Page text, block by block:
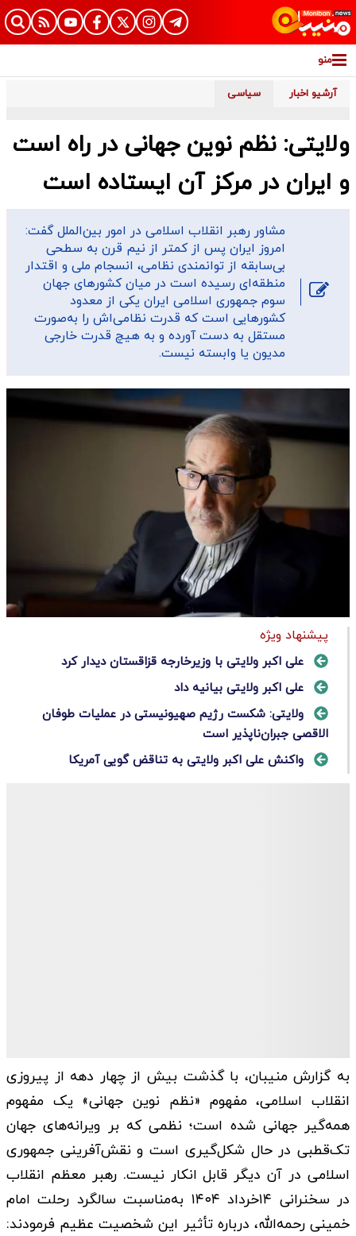
منو
آرشیو اخبار سیاسی
ولایتی: نظم نوین جهانی در راه است
و ایران در مرکز آن ایستاده است
مشاور رهبر انقلاب اسلامی در امور بین‌الملل گفت:
امروز ایران پس از کمتر از نیم قرن به سطحی
بی‌سابقه از توانمندی نظامی، انسجام ملی و اقتدار
منطقه‌ای رسیده است در میان کشورهای جهان
سوم جمهوری اسلامی ایران یکی از معدود
کشورهایی است که قدرت نظامی‌اش را به‌صورت
مستقل به دست آورده و به هیچ قدرت خارجی
مدیون یا وابسته نیست.
پیشنهاد ویژه
علی اکبر ولایتی با وزیرخارجه قزاقستان دیدار کرد
علی اکبر ولایتی بیانیه داد
ولایتی: شکست رژیم صهیونیستی در عملیات طوفان
الاقصی جبران‌ناپذیر است
واکنش علی اکبر ولایتی به تناقض گویی آمریکا
به گزارش منیبان، با گذشت بیش از چهار دهه از پیروزی
انقلاب اسلامی، مفهوم «نظم نوین جهانی» یک مفهوم
همه‌گیر جهانی شده است؛ نظمی که بر ویرانه‌های جهان
تک‌قطبی در حال شکل‌گیری است و نقش‌آفرینی جمهوری
اسلامی در آن دیگر قابل انکار نیست. رهبر معظم انقلاب
در سخنرانی ۱۴خرداد ۱۴۰۴ به‌مناسبت سالگرد رحلت امام
خمینی رحمه‌الله، درباره تأثیر این شخصیت عظیم فرمودند: